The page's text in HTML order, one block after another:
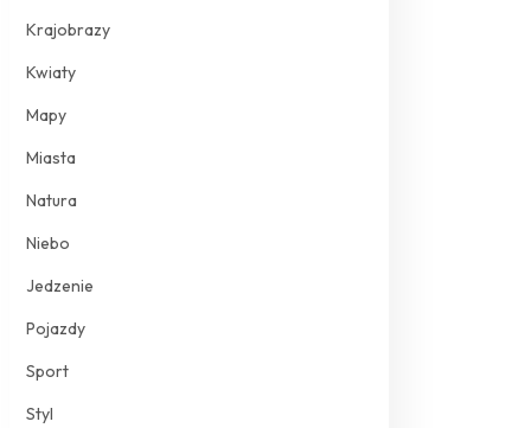
Krajobrazy
Kwiaty
Mapy
Miasta
Natura
Niebo
Jedzenie
Pojazdy
Sport
Styl